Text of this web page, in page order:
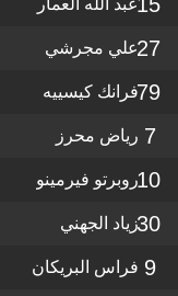
عبد الله العمار
27علي مجرشي
79فرانك كيسييه
7 رياض محرز
10روبرتو فيرمينو
30زياد الجهني
9 فراس البريكان